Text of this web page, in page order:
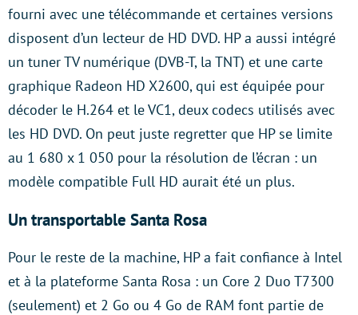
fourni avec une télécommande et certaines versions
disposent d’un lecteur de HD DVD. HP a aussi intégré
un tuner TV numérique (DVB-T, la TNT) et une carte
graphique Radeon HD X2600, qui est équipée pour
décoder le H.264 et le VC1, deux codecs utilisés avec
les HD DVD. On peut juste regretter que HP se limite
au 1 680 x 1 050 pour la résolution de l’écran : un
modèle compatible Full HD aurait été un plus.
Un transportable Santa Rosa
Pour le reste de la machine, HP a fait confiance à Intel
et à la plateforme Santa Rosa : un Core 2 Duo T7300
(seulement) et 2 Go ou 4 Go de RAM font partie de